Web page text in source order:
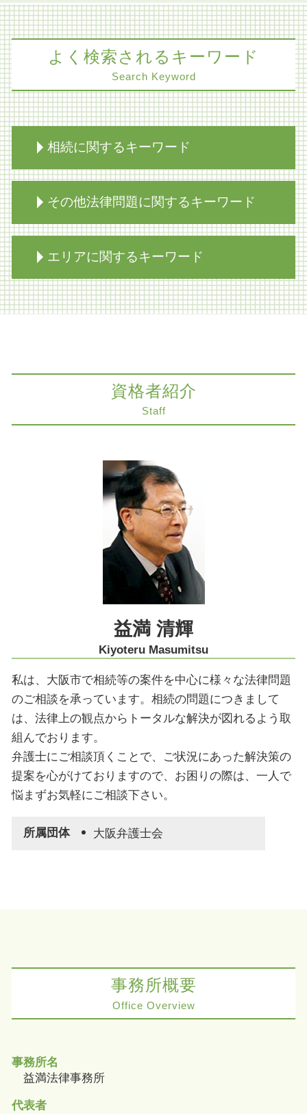
よく検索されるキーワード
Search Keyword
相続に関するキーワード
公正証書遺言 効力
家族信託 不動産
限定承認 賃貸
限定承認 注意点
相続 兄弟 不公平
相続 生前対策 相談
限定承認 費用 弁護士
不動産 生前対策
相続放棄必要書類 裁判所
その他法律問題に関するキーワード
財産分与 相続財産
賃料 不払い 解除
医療過誤 弁護士 協力医
医療過誤 協力医
知財紛争 相手方
医療過誤 損害賠償 因果関係
コーポレートガバナンス 問題点
医療過誤 損害賠償 時効
インフォームドコンセント とは
エリアに関するキーワード
生前対策 神戸市 弁護士
法律問題 神戸市 弁護士
交通事故 大阪市 弁護士
相続 京都市 弁護士
医療過誤 奈良市 弁護士
医療過誤 神戸市 弁護士
不動産トラブル 神戸市 弁護士
不動産トラブル 京都市 弁護士
組織再編 大阪市 弁護士
事業承継 大阪市 弁護士
限定承認 大阪市 弁護士
削除請求 大阪市 弁護士
商取引 神戸市 弁護士
相続 神戸市 弁護士
労働問題 奈良市 弁護士
資格者紹介
Staff
益満 清輝
Kiyoteru Masumitsu
私は、大阪市で相続等の案件を中心に様々な法律問題
のご相談を承っています。相続の問題につきまして
は、法律上の観点からトータルな解決が図れるよう取
組んでおります。
弁護士にご相談頂くことで、ご状況にあった解決策の
提案を心がけておりますので、お困りの際は、一人で
悩まずお気軽にご相談下さい。
所属団体 大阪弁護士会
事務所概要
Office Overview
事務所名
益満法律事務所
代表者